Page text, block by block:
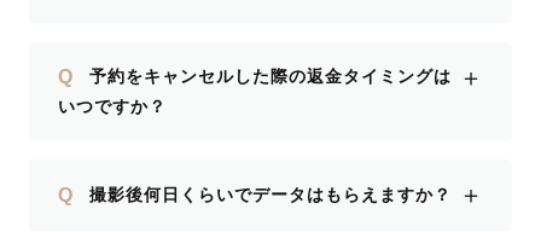
Q
予約をキャンセルした際の返金タイミングは
いつですか？
＋
Q 撮影後何日くらいでデータはもらえますか？ ＋